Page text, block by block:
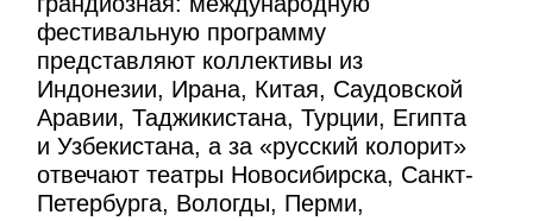
фестивальную программу
представляют коллективы из
Индонезии, Ирана, Китая, Саудовской
Аравии, Таджикистана, Турции, Египта
и Узбекистана, а за «русский колорит»
отвечают театры Новосибирска, Санкт-
Петербурга, Вологды, Перми,